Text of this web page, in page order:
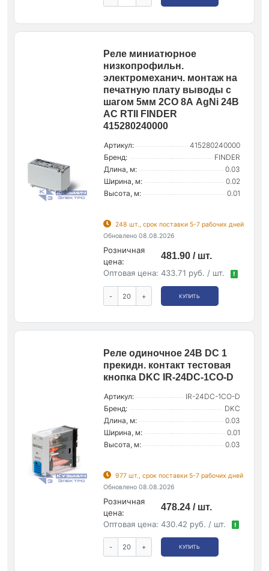
Реле миниатюрное
низкопрофильн.
электромеханич. монтаж на
печатную плату выводы с
шагом 5мм 2CO 8А AgNi 24В
AC RTII FINDER
415280240000
Артикул:
415280240000
Бренд:
FINDER
Длина, м:
0.03
Ширина, м:
0.02
Высота, м:
0.01
248 шт., срок поставки 5-7 рабочих дней
Обновлено 08.08.2026
Розничная
цена:
481.90 / шт.
Оптовая цена: 433.71 руб. / шт. !
- + КУПИТЬ
Реле одиночное 24В DC 1
прекидн. контакт тестовая
кнопка DKC IR-24DC-1CO-D
Артикул:
IR-24DC-1CO-D
Бренд:
DKC
Длина, м:
0.03
Ширина, м:
0.01
Высота, м:
0.03
977 шт., срок поставки 5-7 рабочих дней
Обновлено 08.08.2026
Розничная
цена:
478.24 / шт.
Оптовая цена: 430.42 руб. / шт. !
- + КУПИТЬ